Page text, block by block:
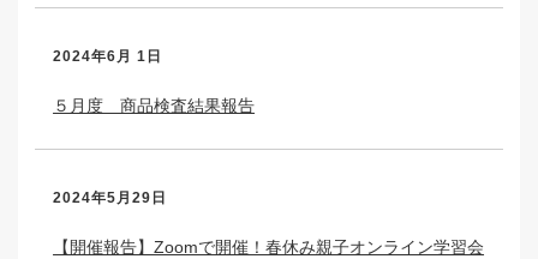
2024年6月 1日
５月度 商品検査結果報告
2024年5月29日
【開催報告】Zoomで開催！春休み親子オンライン学習会